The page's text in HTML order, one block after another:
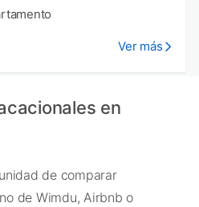
Ver más
en
de comparar
de Wimdu, Airbnb o